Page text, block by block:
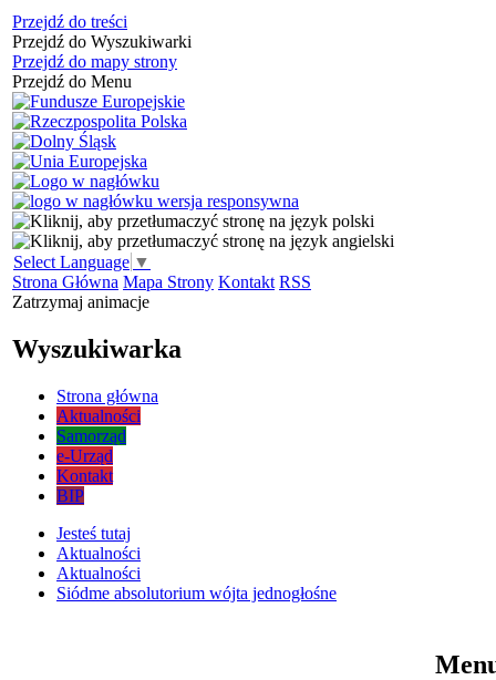
Przejdź do treści
Przejdź do Wyszukiwarki
Przejdź do mapy strony
Przejdź do Menu
Select Language ▼
Strona Główna Mapa Strony Kontakt RSS
Zatrzymaj animacje
Wyszukiwarka
Strona główna
Aktualności
Samorząd
e-Urząd
Kontakt
BIP
Jesteś tutaj
Aktualności
Aktualności
Siódme absolutorium wójta jednogłośne